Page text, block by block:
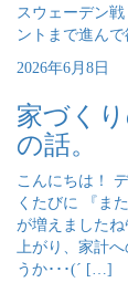
スウェーデン
ントまで進ん
2026年6月8日
家づく
の話。
こんにちは！
くたびに 『ま
が増えました
上がり、家計
うか･･･(´ […]